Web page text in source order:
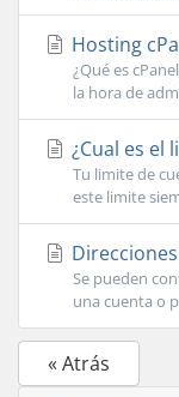
Hosting
¿Qué es
la hora de
¿Cual es el
Tu limite de
este limite
Se pueden
una cuenta o
« Atrás